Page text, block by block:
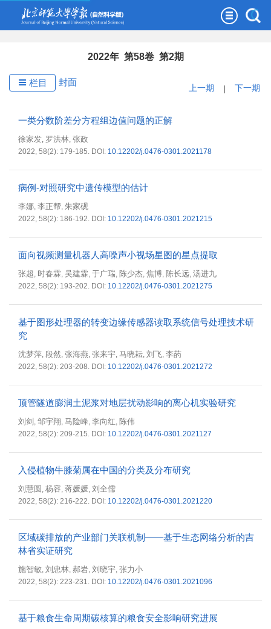
2022年 第58卷 第2期
栏目 封面
上一期 | 下一期
一类分数阶差分方程组边值问题的正解
徐家发, 罗洪林, 张政
2022, 58(2): 179-185. DOI: 10.12202/j.0476-0301.2021178
病例-对照研究中遗传模型的估计
李娜, 李正帮, 朱家砚
2022, 58(2): 186-192. DOI: 10.12202/j.0476-0301.2021215
面向视频测量机器人高噪声小视场星图的星点提取
张超, 时春霖, 吴建霖, 于广瑞, 陈少杰, 焦博, 陈长远, 汤进九
2022, 58(2): 193-202. DOI: 10.12202/j.0476-0301.2021275
基于图形处理器的转变边缘传感器读取系统信号处理技术研
究
沈梦萍, 段然, 张海燕, 张来宇, 马晓耘, 刘飞, 李菂
2022, 58(2): 203-208. DOI: 10.12202/j.0476-0301.2021272
顶管隧道膨润土泥浆对地层扰动影响的离心机实验研究
刘剑 , 邹宇翔, 马险峰, 李向红, 陈伟
2022, 58(2): 209-215. DOI: 10.12202/j.0476-0301.2021127
入侵植物牛膝菊属在中国的分类及分布研究
刘慧圆 , 杨容, 蒋媛媛, 刘全儒
2022, 58(2): 216-222. DOI: 10.12202/j.0476-0301.2021220
区域碳排放的产业部门关联机制——基于生态网络分析的吉
林省实证研究
施智敏, 刘忠林, 郝岩, 刘晓宇, 张力小
2022, 58(2): 223-231. DOI: 10.12202/j.0476-0301.2021096
基于粮食生命周期碳核算的粮食安全影响研究进展